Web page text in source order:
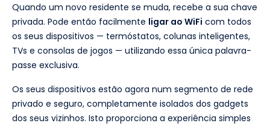
Quando um novo residente se muda, recebe a sua chave
privada. Pode então facilmente ligar ao WiFi com todos
os seus dispositivos — termóstatos, colunas inteligentes,
TVs e consolas de jogos — utilizando essa única palavra-
passe exclusiva.
Os seus dispositivos estão agora num segmento de rede
privado e seguro, completamente isolados dos gadgets
dos seus vizinhos. Isto proporciona a experiência simples